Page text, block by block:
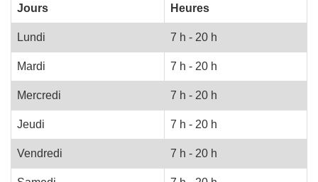
Jours Heures
Lundi 7 h - 20 h
Mardi 7 h - 20 h
Mercredi 7 h - 20 h
Jeudi 7 h - 20 h
Vendredi 7 h - 20 h